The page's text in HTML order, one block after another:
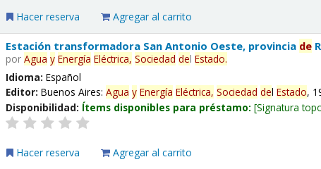
Hacer reserva Agregar al carrito
Estación transformadora San Antonio Oeste, provincia de
porAgua y Energía Eléctrica, Sociedad delEstado.
Idioma:Español
Editor:Buenos Aires:Agua y Energía Eléctrica, Sociedad delEstado,
Disponibilidad: Ítems disponibles para préstamo: Signatura
Hacer reserva Agregar al carrito